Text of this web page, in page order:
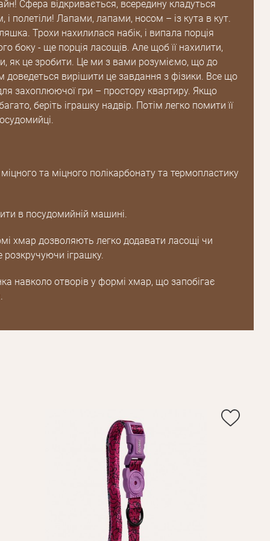
Сфера відкривається, всередину кладуться
і полетіли! Лапами, лапами, носом – із кута в кут.
Трохи нахилилася набік, і випала порція
боку - ще порція ласощів. Але щоб її нахилити,
як це зробити. Це ми з вами розуміємо, що до
доведеться вирішити це завдання з фізики. Все що
захоплюючої гри – простору квартиру. Якщо
беріть іграшку надвір. Потім легко помити її
та міцного полікарбонату та термопластику
в посудомийній машині.
хмар дозволяють легко додавати ласощі чи
розкручуючи іграшку.
навколо отворів у формі хмар, що запобігає
Повторіть